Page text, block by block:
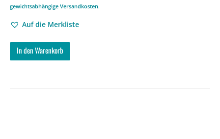
gewichtsabhängige Versandkosten.
Auf die Merkliste
In den Warenkorb